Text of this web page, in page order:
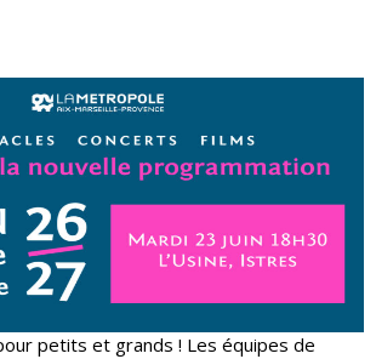
petits et grands ! Les équipes de